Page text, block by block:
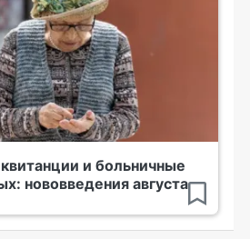
и больничные
нововведения августа